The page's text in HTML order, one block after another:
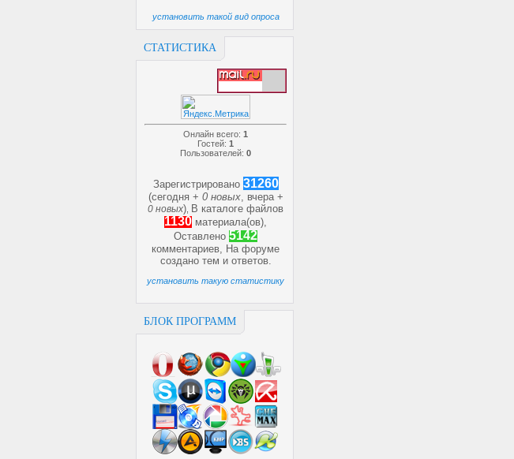
установить такой вид опроса
СТАТИСТИКА
Онлайн всего: 1
Гостей: 1
Пользователей: 0
Зарегистрировано 31260
(сегодня + 0 новых, вчера +
0 новых) В каталоге файлов
1130 материала(ов),
Оставлено 5142
комментариев, На форуме
создано тем и ответов.
установить такую статистику
БЛОК ПРОГРАММ